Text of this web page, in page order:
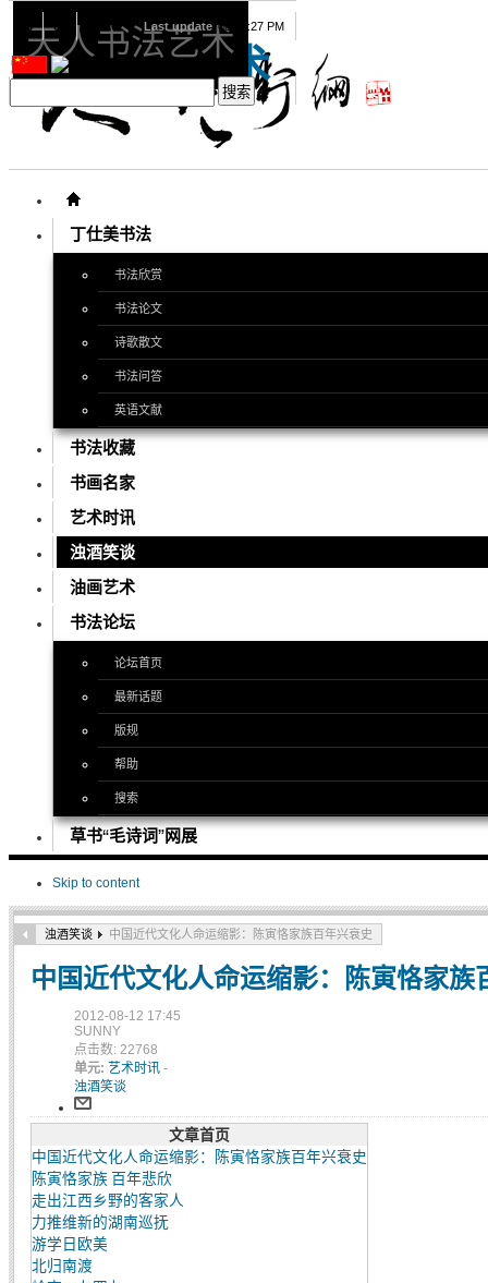
天人书法艺术
丁仕美书法
书法欣赏
书法论文
诗歌散文
书法问答
英语文献
书法收藏
书画名家
艺术时讯
浊酒笑谈
油画艺术
书法论坛
论坛首页
最新话题
版规
帮助
搜索
草书“毛诗词”网展
Skip to content
08 07 2026 Last update 08:15:27 PM
浊酒笑谈 中国近代文化人命运缩影：陈寅恪家族百年兴衰史
中国近代文化人命运缩影：陈寅恪家族
2012-08-12 17:45
SUNNY
点击数: 22768
单元: 艺术时讯 -
浊酒笑谈
文章首页
中国近代文化人命运缩影：陈寅恪家族百年兴衰史
陈寅恪家族 百年悲欣
走出江西乡野的客家人
力推维新的湖南巡抚
游学日欧美
北归南渡
天人书法艺术